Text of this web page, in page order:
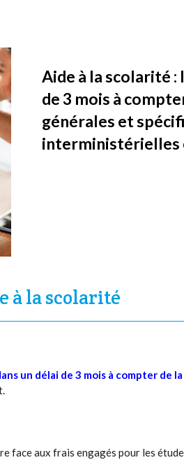
Aide à la scolarité
de 3 mois à
générales et
interministérielles
à la scolarité
un délai de 3 mois à compter de
face aux frais engagés pour les